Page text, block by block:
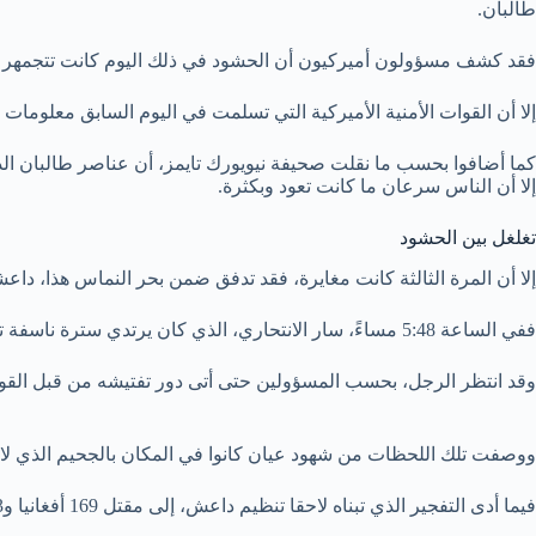
طالبان.
فقد كشف مسؤولون أميركيون أن الحشود في ذلك اليوم كانت تتجمهر
إلا أن القوات الأمنية الأميركية التي تسلمت في اليوم السابق
كما أضافوا بحسب ما نقلت صحيفة نيويورك تايمز، أن عناصر طالبان
إلا أن الناس سرعان ما كانت تعود وبكثرة.
تغلغل بين الحشود
إلا أن المرة الثالثة كانت مغايرة، فقد تدفق ضمن بحر النماس هذا،
ففي الساعة 5:48 مساءً، سار الانتحاري، الذي كان يرتدي سترة ناسفة تزن 25 رطلاً تحت الملابس، باتجاه مجموعة من الجنود الأميركيين الذين كانوا يفتشون الناس الساعين إلى دخول المجمع.
وقد انتظر الرجل، بحسب المسؤولين حتى أتى دور تفتيشه من قبل
ووصفت تلك اللحظات من شهود عيان كانوا في المكان بالجحيم الذي
فيما أدى التفجير الذي تبناه لاحقا تنظيم داعش، إلى مقتل 169 أفغانيا و13 جنديا أميركيا، بحسب وكالة أسوشييتد برس، وسط مخاوف من تجدد الهجمات.